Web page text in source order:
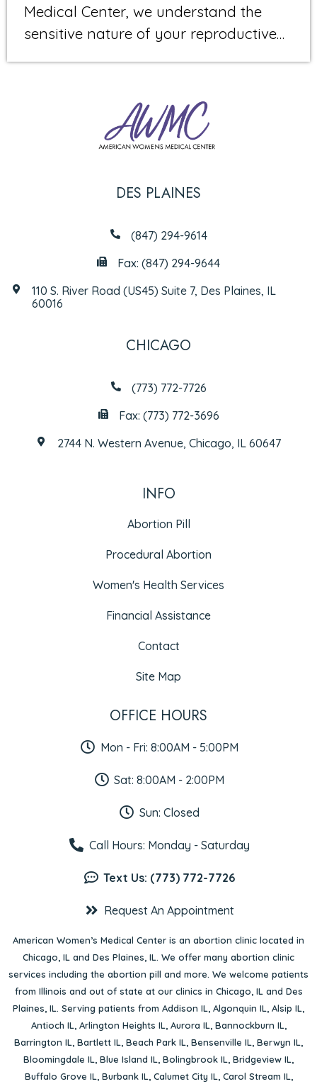
Medical Center, we understand the
sensitive nature of your reproductive…
DES PLAINES
(847) 294-9614
Fax: (847) 294-9644
110 S. River Road (US45) Suite 7, Des Plaines, IL
60016
CHICAGO
(773) 772-7726
Fax: (773) 772-3696
2744 N. Western Avenue, Chicago, IL 60647
INFO
Abortion Pill
Procedural Abortion
Women's Health Services
Financial Assistance
Contact
Site Map
OFFICE HOURS
Mon - Fri: 8:00AM - 5:00PM
Sat: 8:00AM - 2:00PM
Sun: Closed
Call Hours: Monday - Saturday
Text Us: (773) 772-7726
Request An Appointment
American Women’s Medical Center is an abortion clinic located in
Chicago, IL and Des Plaines, IL. We offer many abortion clinic
services including the abortion pill and more. We welcome patients
from Illinois and out of state at our clinics in Chicago, IL and Des
Plaines, IL. Serving patients from Addison IL, Algonquin IL, Alsip IL,
Antioch IL, Arlington Heights IL, Aurora IL, Bannockburn IL,
Barrington IL, Bartlett IL, Beach Park IL, Bensenville IL, Berwyn IL,
Bloomingdale IL, Blue Island IL, Bolingbrook IL, Bridgeview IL,
Buffalo Grove IL, Burbank IL, Calumet City IL, Carol Stream IL,